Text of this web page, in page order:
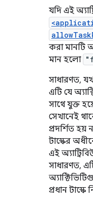
যদি এই
করা মানটি
মান হলো
সাধারণত,
এটি যে
সাথে যুক্ত
সেখানেই
প্রদর্শিত
টাস্কের
এই
সাধারণত,
প্রধান